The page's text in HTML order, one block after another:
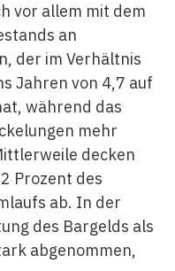
vor allem mit dem
an
der im Verhältnis
Jahren von 4,7 auf
während das
mehr
decken
Prozent des
ab. In der
des Bargelds als
abgenommen,